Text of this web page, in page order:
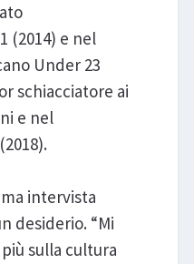
(2014) e nel
Under 23
schiacciatore ai
e nel
intervista
desiderio. “Mi
sulla cultura